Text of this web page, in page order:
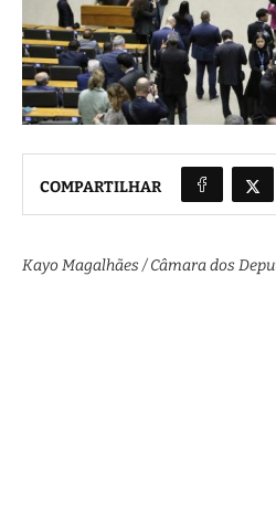
COMPARTILHAR
Kayo Magalhães / Câmara dos